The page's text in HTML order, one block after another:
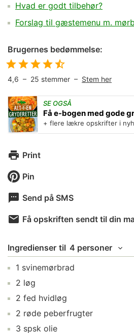
Hvad er godt tilbehør?
Forslag til gæstemenu m.
Brugernes bedømmelse:
4,6 – 25 stemmer – Stem her
SE OGSÅ
Få e-bogen med gode
+ flere lækre opskrifter i
Print
Pin
Send på SMS
Få opskriften sendt til din
Ingredienser til 4 personer
1 svinemørbrad
2 løg
2 fed hvidløg
2 røde peberfrugter
3 spsk olie